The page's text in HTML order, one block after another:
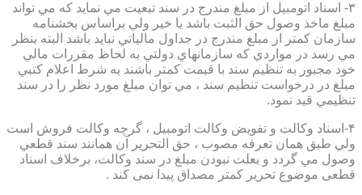
۳- اسناد اتومبيل از مبلغ مندرج در سند تبعيت مي نمايد كه مي تواند
مبلغ ماخذ وصول حق الثبت باشد يا خير ولي براساس بخشنامه
سازمان كمتر از مبلغ مندرج در جداول مالياتي نبايد باشد البته بنظر
مي رسد در مواردي كه سازمانهاي دولتي به لحاظ مقررات مالي
خود مجبور به تنظيم سند با قيمت كمتر باشند به شرط اعلام كتبي
مبلغ در درخواست تنظيم سند ، مي توان مبلغ مورد نظر را در سند
تنظيمي قيد نمود.
۴-اسناد وكالت و تفويض وكالت اتومبيل ، گرچه وكالت فروش است
ولي طبق همان تعرفه مصوب ، حق التحرير آن همانند سند قطعي
وصول مي گردد و بعلت نبودن مبلغ در سند وكالت، برخلاف اسناد
قطعی موضوع تحریر کمتر مصداق پیدا نمی کند .